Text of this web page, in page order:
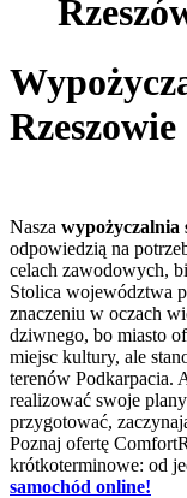
Rzeszowie
Nasza wypożyczalnia
odpowiedzią na
celach zawodowych,
Stolica województwa
znaczeniu w oczach
dziwnego, bo miasto
miejsc kultury, ale
terenów Podkarpacia.
realizować swoje
przygotować,
Poznaj ofertę
krótkoterminowe: od
samochód online!